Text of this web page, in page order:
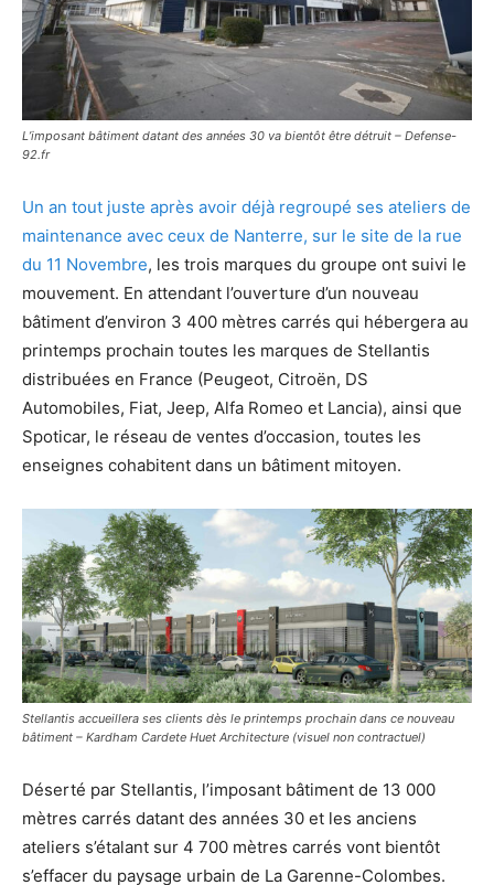
L’imposant bâtiment datant des années 30 va bientôt être détruit – Defense-
92.fr
Un an tout juste après avoir déjà regroupé ses ateliers de
maintenance avec ceux de Nanterre, sur le site de la rue
du 11 Novembre, les trois marques du groupe ont suivi le
mouvement. En attendant l’ouverture d’un nouveau
bâtiment d’environ 3 400 mètres carrés qui hébergera au
printemps prochain toutes les marques de Stellantis
distribuées en France (Peugeot, Citroën, DS
Automobiles, Fiat, Jeep, Alfa Romeo et Lancia), ainsi que
Spoticar, le réseau de ventes d’occasion, toutes les
enseignes cohabitent dans un bâtiment mitoyen.
Stellantis accueillera ses clients dès le printemps prochain dans ce nouveau
bâtiment – Kardham Cardete Huet Architecture (visuel non contractuel)
Déserté par Stellantis, l’imposant bâtiment de 13 000
mètres carrés datant des années 30 et les anciens
ateliers s’étalant sur 4 700 mètres carrés vont bientôt
s’effacer du paysage urbain de La Garenne-Colombes.